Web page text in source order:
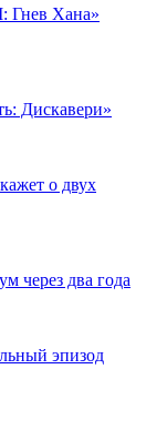
Гнев Хана»
Дискавери»
о двух
через два года
эпизод